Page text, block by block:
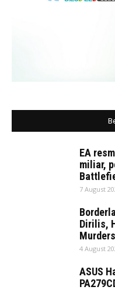
EA
miliar,
7 August
Dirilis,
4 August
ASUS